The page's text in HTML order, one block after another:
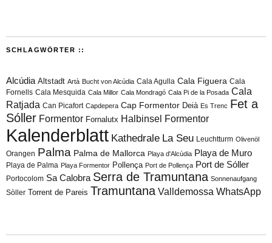
SCHLAGWÖRTER ::
Alcúdia Altstadt Artà Bucht von Alcúdia Cala Agulla Cala Figuera Cala
Fornells Cala Mesquida Cala Millor Cala Mondragó Cala Pi de la Posada Cala
Ratjada Can Picafort Capdepera Cap Formentor Deià Es Trenc Fet a
Sóller Formentor Fornalutx Halbinsel Formentor
Kalenderblatt Kathedrale La Seu Leuchtturm Olivenöl
Orangen Palma Palma de Mallorca Playa d'Alcúdia Playa de Muro
Playa de Palma Playa Formentor Pollença Port de Pollença Port de Sóller
Portocolom Sa Calobra Serra de Tramuntana Sonnenaufgang
Sòller Torrent de Pareis Tramuntana Valldemossa WhatsApp